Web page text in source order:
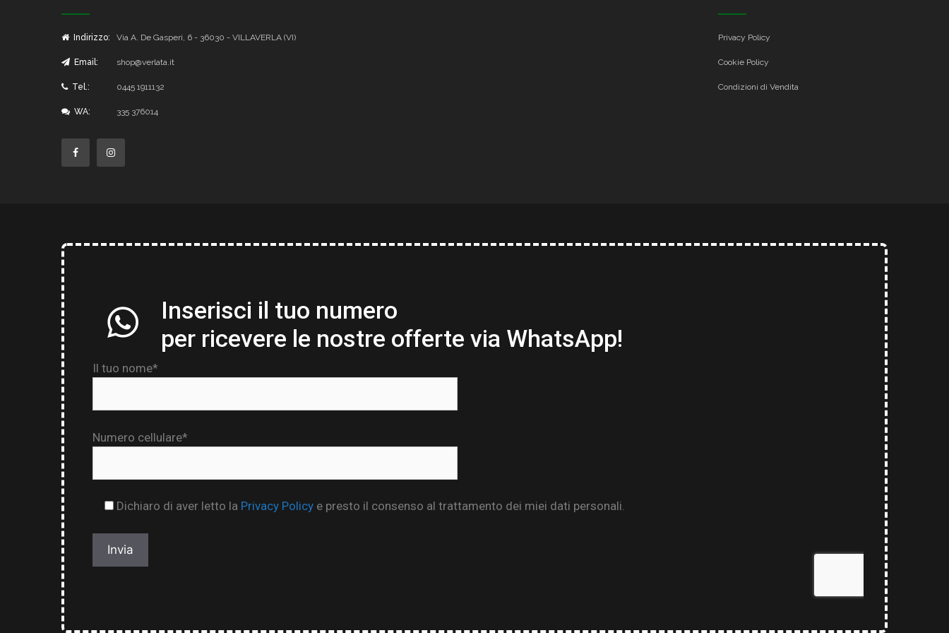
Indirizzo: Via A. De Gasperi, 6 - 36030 - VILLAVERLA (VI)
Email: shop@verlata.it
Tel.: 0445 1911132
WA: 335 376014
Privacy Policy
Cookie Policy
Condizioni di Vendita